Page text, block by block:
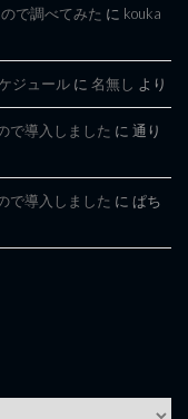
で調べてみた に kouka
ジュール に 名無し より
で導入しました に 通り
で導入しました に ぱち